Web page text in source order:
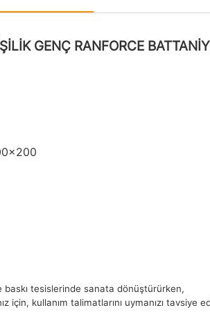
GENÇ RANFORCE
tesislerinde sanata dönüştürürken,
kullanım talimatlarını uymanızı tavsiye